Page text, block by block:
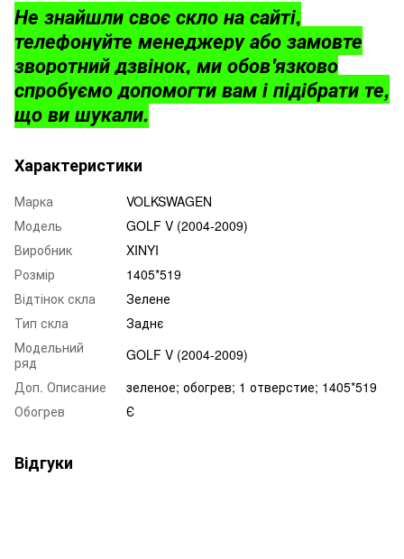
Не знайшли своє скло на сайті,
телефонуйте менеджеру або замовте
зворотний дзвінок, ми обов'язково
спробуємо допомогти вам і підібрати те,
що ви шукали.
Характеристики
Марка
VOLKSWAGEN
Модель
GOLF V (2004-2009)
Виробник
XINYI
Розмір
1405*519
Відтінок скла
Зелене
Тип скла
Заднє
Модельний
ряд
GOLF V (2004-2009)
Доп. Описание
зеленое; обогрев; 1 отверстие; 1405*519
Обогрев
Є
Відгуки